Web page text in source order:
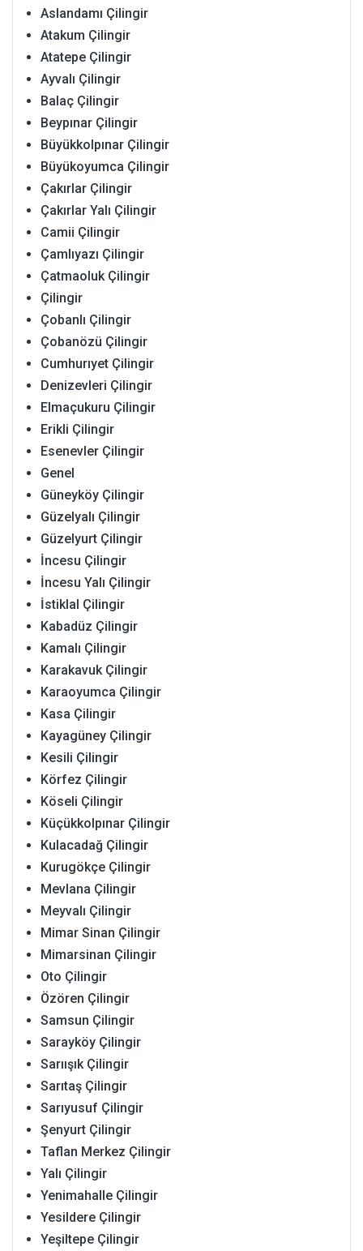
Aslandamı Çilingir
Atakum Çilingir
Atatepe Çilingir
Ayvalı Çilingir
Balaç Çilingir
Beypınar Çilingir
Büyükkolpınar Çilingir
Büyükoyumca Çilingir
Çakırlar Çilingir
Çakırlar Yalı Çilingir
Camii Çilingir
Çamlıyazı Çilingir
Çatmaoluk Çilingir
Çilingir
Çobanlı Çilingir
Çobanözü Çilingir
Cumhurıyet Çilingir
Denizevleri Çilingir
Elmaçukuru Çilingir
Erikli Çilingir
Esenevler Çilingir
Genel
Güneyköy Çilingir
Güzelyalı Çilingir
Güzelyurt Çilingir
İncesu Çilingir
İncesu Yalı Çilingir
İstiklal Çilingir
Kabadüz Çilingir
Kamalı Çilingir
Karakavuk Çilingir
Karaoyumca Çilingir
Kasa Çilingir
Kayagüney Çilingir
Kesili Çilingir
Körfez Çilingir
Köseli Çilingir
Küçükkolpınar Çilingir
Kulacadağ Çilingir
Kurugökçe Çilingir
Mevlana Çilingir
Meyvalı Çilingir
Mimar Sinan Çilingir
Mimarsinan Çilingir
Oto Çilingir
Özören Çilingir
Samsun Çilingir
Sarayköy Çilingir
Sarıışık Çilingir
Sarıtaş Çilingir
Sarıyusuf Çilingir
Şenyurt Çilingir
Taflan Merkez Çilingir
Yalı Çilingir
Yenimahalle Çilingir
Yesildere Çilingir
Yeşiltepe Çilingir